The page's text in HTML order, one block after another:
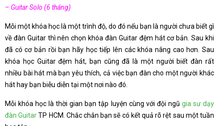
– Guitar Solo (6 tháng)
Mỗi một khóa học là một trình độ, do đó nếu bạn là người chưa biết gì
về đàn Guitar thì nên chọn khóa đàn Guitar đệm hát cơ bản. Sau khi
đã có cơ bản rồi bạn hãy học tiếp lên các khóa nâng cao hơn. Sau
khóa học Guitar đệm hát, bạn cũng đã là một người biết đàn rất
nhiều bài hát mà bạn yêu thích, cả việc bạn đàn cho một người khác
hát hay bạn biễu diễn tại một nơi nào đó.
Mỗi khóa học là thời gian bạn tập luyện cùng với đội ngũ gia sư dạy
đàn GuitarTP HCM. Chắc chắn bạn sẽ có kết quả rõ rệt sau một tuần